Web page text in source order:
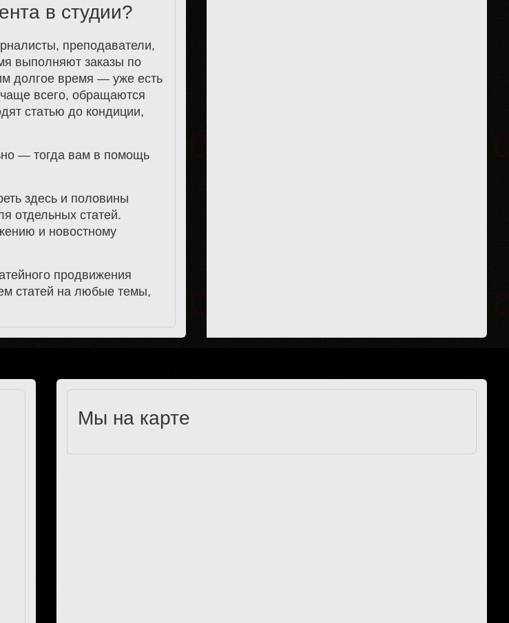
в студии?
преподаватели,
выполняют заказы по
долгое время — уже есть
чаще всего, обращаются
статью до кондиции,
— тогда вам в помощь
здесь и половины
отдельных статей.
и новостному
продвижения
статей на любые темы,
Мы на карте